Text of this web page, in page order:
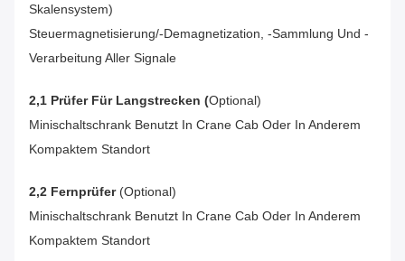
Skalensystem)
Steuermagnetisierung/-Demagnetization, -sammlung Und -
Verarbeitung Aller Signale
2,1 Prüfer Für Langstrecken (Optional)
Minischaltschrank Benutzt In Crane Cab Oder In Anderem
Kompaktem Standort
2,2 Fernprüfer(optional)
Minischaltschrank Benutzt In Crane Cab Oder In Anderem
Kompaktem Standort